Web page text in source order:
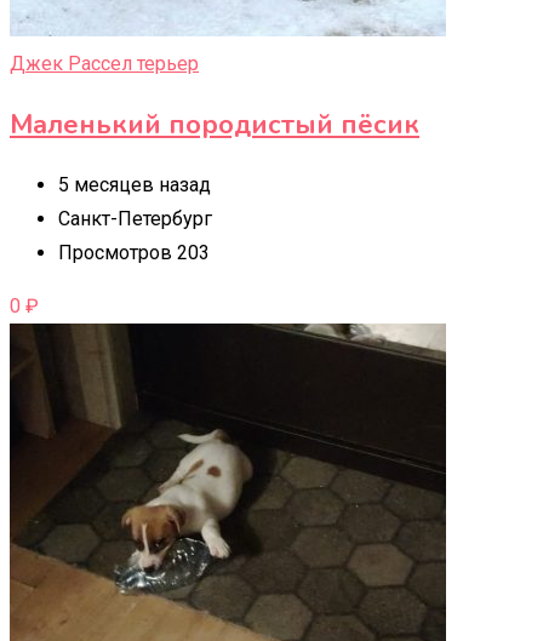
Джек Рассел терьер
Маленький породистый пёсик
5 месяцев назад
Санкт-Петербург
Просмотров 203
0 ₽